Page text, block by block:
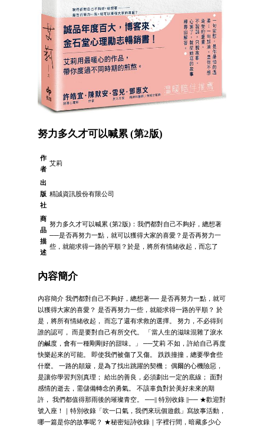
努力多久才可以喊累 (第2版)
作
者
艾莉
出
版
社
精誠資訊股份有限公司
商
品
描
述
努力多久才可以喊累 (第2版)：我們都對自己不夠好，總想著
──是否再努力一點，就可以獲得大家的喜愛？是否再努力一
些，就能求得一路的平順？於是，將所有情緒收起，而忘了
內容簡介
內容簡介 我們都對自己不夠好，總想著── 是否再努力一點，就可
以獲得大家的喜愛？ 是否再努力一些，就能求得一路的平順？ 於
是，將所有情緒收起， 而忘了還有求救的選擇。 努力，不必得到
誰的認可， 而是要對自己有所交代。 「當人生的滋味混雜了淚水
的鹹度，會有一種剛剛好的甜味。」 ──艾莉 不如，許給自己再度
快樂起來的可能。 即使我們被傷了又傷。 跌跌撞撞，總要學會些
什麼。 一路的顛簸，是為了找出跳躍的契機； 偶爾的心機險惡，
是讓你學習判別真理； 給出的善良，必須劃出一定的底線； 面對
感情的逝去，需儲備轉念的勇氣。 不該辜負對於美好未來的期
許， 我們都值得那雨後的璀璨青空。 ──|| 特別收錄 ||── ★歡迎對
號入座！｜特別收錄「吹一口氣，我們來玩個遊戲」寫故事活動，
哪一篇是你的故事呢？ ★秘密短詩收錄｜字裡行間，暗藏多少心